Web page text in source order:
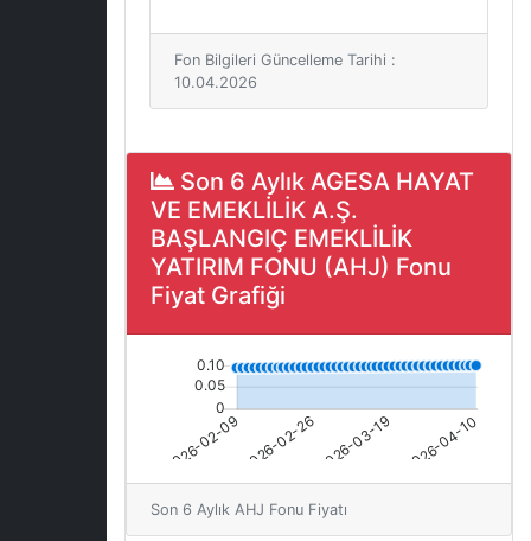
Fon Bilgileri Güncelleme Tarihi :
10.04.2026
Son 6 Aylık AGESA HAYAT
VE EMEKLİLİK A.Ş.
BAŞLANGIÇ EMEKLİLİK
YATIRIM FONU (AHJ) Fonu
Fiyat Grafiği
Son 6 Aylık AHJ Fonu Fiyatı